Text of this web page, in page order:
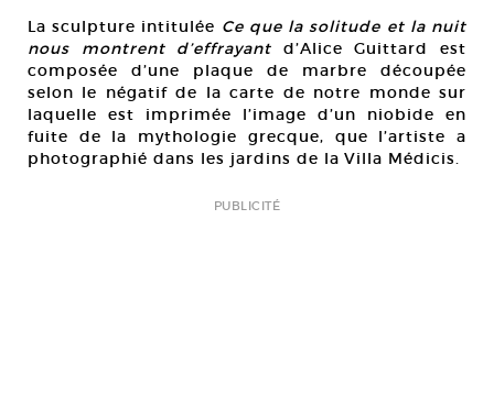
La sculpture intitulée Ce que la solitude et la nuit
nous montrent d’effrayant d’Alice Guittard est
composée d’une plaque de marbre découpée
selon le négatif de la carte de notre monde sur
laquelle est imprimée l’image d’un niobide en
fuite de la mythologie grecque, que l’artiste a
photographié dans les jardins de la Villa Médicis.
PUBLICITÉ